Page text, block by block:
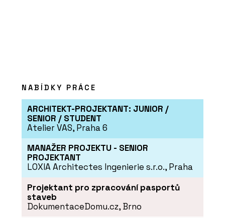
NABÍDKY PRÁCE
ARCHITEKT-PROJEKTANT: JUNIOR /
SENIOR / STUDENT
Atelier VAS, Praha 6
MANAŽER PROJEKTU - SENIOR
PROJEKTANT
LOXIA Architectes Ingenierie s.r.o., Praha
Projektant pro zpracování pasportů
staveb
DokumentaceDomu.cz, Brno